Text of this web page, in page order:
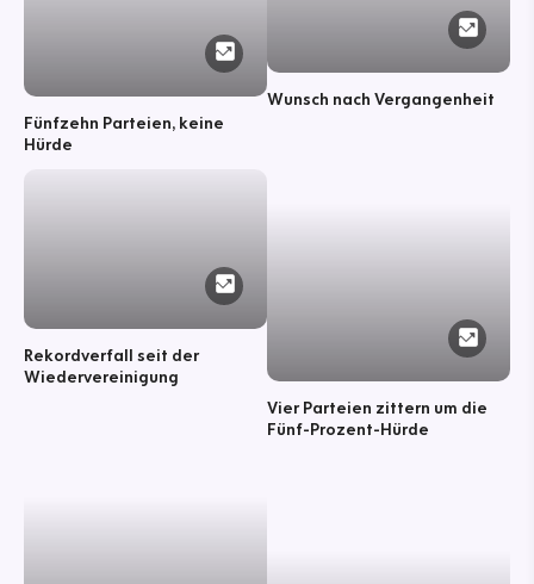
Fünfzehn Parteien, keine
Hürde
Rekordverfall seit der
Wiedervereinigung
Wunsch nach Vergangenheit
Vier Parteien zittern um die
Fünf-Prozent-Hürde